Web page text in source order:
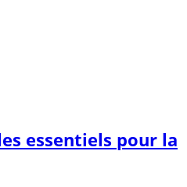
essentiels pour la